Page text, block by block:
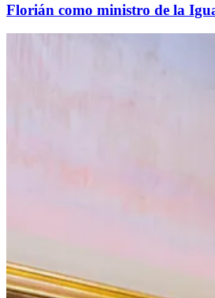
Florián como ministro de la